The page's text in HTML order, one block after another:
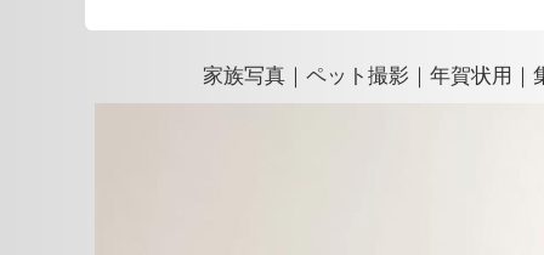
家族写真｜ペット撮影｜年賀状用